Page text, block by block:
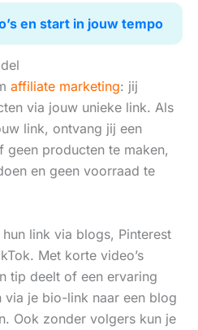
en start in jouw tempo
affiliate marketing: jij
via jouw unieke link. Als
link, ontvang jij een
geen producten te maken,
en geen voorraad te
link via blogs, Pinterest
Met korte video’s
tip deelt of een ervaring
via je bio-link naar een blog
Ook zonder volgers kun je